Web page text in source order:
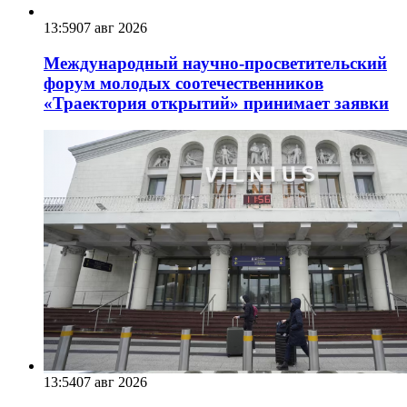
13:5907 авг 2026
Международный научно-просветительский
форум молодых соотечественников
«Траектория открытий» принимает заявки
13:5407 авг 2026